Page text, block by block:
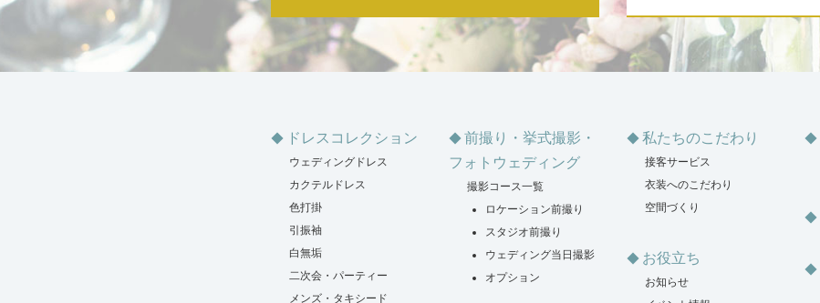
ドレスコレクション
ウェディングドレス
カクテルドレス
色打掛
引振袖
白無垢
二次会・パーティー
メンズ・タキシード
前撮り・挙式撮影・
フォトウェディング
撮影コース一覧
ロケーション前撮り
スタジオ前撮り
ウェディング当日撮影
オプション
私たちのこだわり
接客サービス
衣装へのこだわり
空間づくり
お役立ち
お知らせ